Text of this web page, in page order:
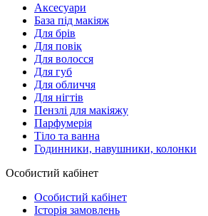
Аксесуари
База під макіяж
Для брів
Для повік
Для волосся
Для губ
Для обличчя
Для нігтів
Пензлі для макіяжу
Парфумерія
Тіло та ванна
Годинники, навушники, колонки
Особистий кабінет
Особистий кабінет
Історія замовлень